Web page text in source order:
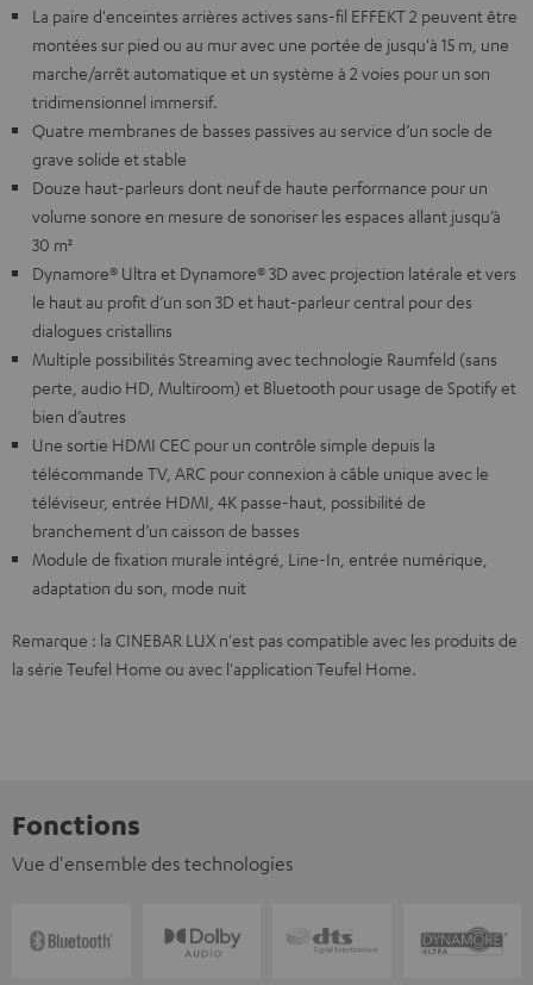
La paire d'enceintes arrières actives sans-fil EFFEKT 2 peuvent être
montées sur pied ou au mur avec une portée de jusqu'à 15 m, une
marche/arrêt automatique et un système à 2 voies pour un son
tridimensionnel immersif.
Quatre membranes de basses passives au service d’un socle de
grave solide et stable
Douze haut-parleurs dont neuf de haute performance pour un
volume sonore en mesure de sonoriser les espaces allant jusqu’à
30 m²
Dynamore® Ultra et Dynamore® 3D avec projection latérale et vers
le haut au profit d’un son 3D et haut-parleur central pour des
dialogues cristallins
Multiple possibilités Streaming avec technologie Raumfeld (sans
perte, audio HD, Multiroom) et Bluetooth pour usage de Spotify et
bien d’autres
Une sortie HDMI CEC pour un contrôle simple depuis la
télécommande TV, ARC pour connexion à câble unique avec le
téléviseur, entrée HDMI, 4K passe-haut, possibilité de
branchement d’un caisson de basses
Module de fixation murale intégré, Line-In, entrée numérique,
adaptation du son, mode nuit
Remarque : la CINEBAR LUX n'est pas compatible avec les produits de
la série Teufel Home ou avec l'application Teufel Home.
Fonctions
Vue d'ensemble des technologies